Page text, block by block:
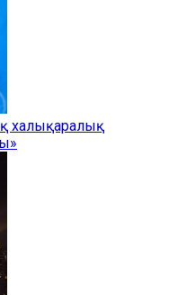
халықаралық